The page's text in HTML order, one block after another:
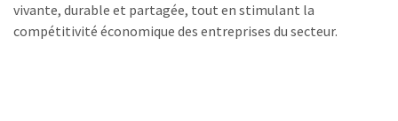
vivante, durable et partagée, tout en stimulant la
compétitivité économique des entreprises du secteur.